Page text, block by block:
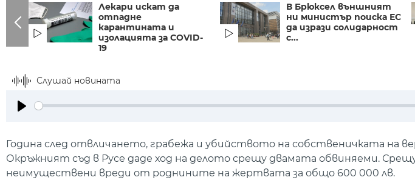
Лекари искат да
отпадне
карантината и
изолацията за COVID-
19
В Брюксел външният
ни министър поиска ЕС
да изрази солидарност
с...
Слушай новината
Година след отвличането, грабежа и убийството на собственичката на
Окръжният съд в Русе даде ход на делото срещу двамата обвиняеми. Срещу
неимуществени вреди от роднините на жертвата за общо 600 000 лв.